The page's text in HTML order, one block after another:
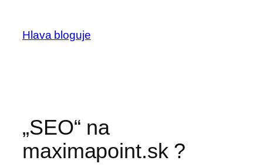
obsahHlava bloguje
„SEO“ na
maximapoint.sk ?